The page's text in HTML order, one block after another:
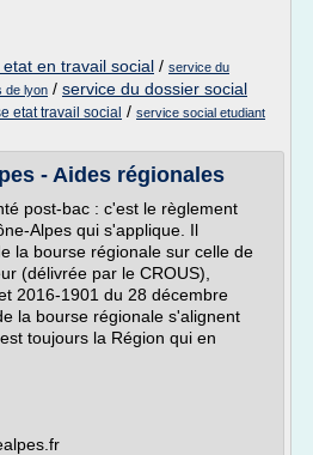
en travail social / service du
de lyon / service du dossier social
etat travail social / service social etudiant
- Aides régionales
post-bac : c'est le règlement
Alpes qui s'applique. Il
la bourse régionale sur celle de
(délivrée par le CROUS),
2016-1901 du 28 décembre
la bourse régionale s'alignent
toujours la Région qui en